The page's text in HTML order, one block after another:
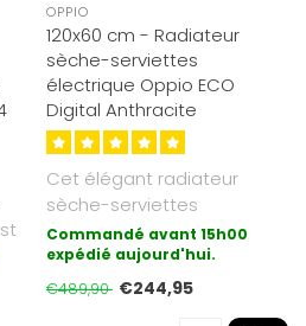
OPPIO
120x60 cm - Radiateur
sèche-serviettes
électrique Oppio ECO
Digital Anthracite
Cet élégant radiateur
sèche-serviettes
électrique ECO Digital Matt
Anthracit..
Commandé avant 15h00
expédié aujourd'hui.
€489,90 €244,95